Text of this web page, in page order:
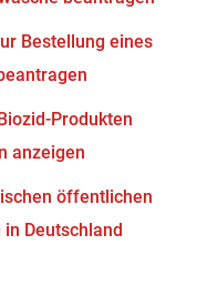
Bestellung eines
Produkten
anzeigen
öffentlichen
Deutschland